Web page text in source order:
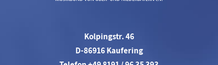
Kolpingstr. 46
D-86916 Kaufering